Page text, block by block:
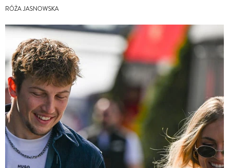
RÓŻA JASNOWSKA